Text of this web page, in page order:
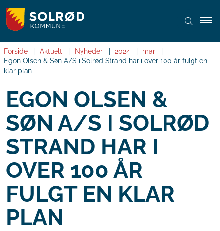
Forside Aktuelt Nyheder 2024
mar
Egon Olsen & Søn A/S i Solrød Strand har i over 100 år fulgt en
klar plan
EGON OLSEN &
SØN A/S I SOLRØD
STRAND HAR I
OVER 100 ÅR
FULGT EN KLAR
PLAN